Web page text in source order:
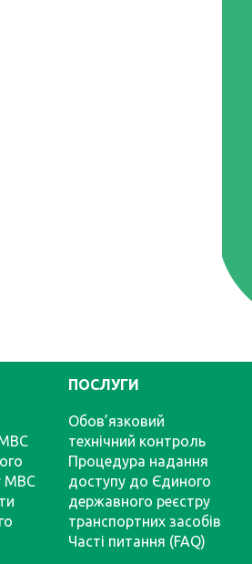
МВС
ПОСЛУГИ
Обов’язковий
технічний контроль
Процедура надання
доступу до Єдиного
державного реєстру
транспортних засобів
Часті питання (FAQ)